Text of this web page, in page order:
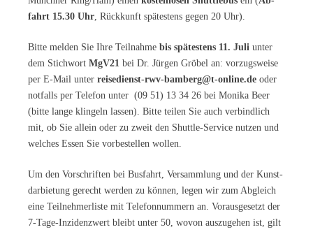
fahrt 15.30 Uhr , Rück­kunft spä­tes­tens ge­gen 20 Uhr).
Bit­te mel­den Sie Ihre Teil­nah­me bis spä­tes­tens 11. Juli un­ter
dem Stich­wort MgV21 bei Dr. Jür­gen Grö­bel an: vor­zugs­wei­se
per E-Mail un­ter reisedienst-rwv-bamberg@t-online.de oder
not­falls per Te­le­fon un­ter (09 51) 13 34 26 bei Mo­ni­ka Beer
(bit­te lan­ge klin­geln las­sen). Bit­te tei­len Sie auch ver­bind­lich
mit, ob Sie al­lein oder zu zweit den Shut­tle-Ser­vice nut­zen und
wel­ches Es­sen Sie vor­be­stel­len wollen.
Um den Vor­schrif­ten bei Bus­fahrt, Ver­samm­lung und der Kunst­
dar­bie­tung ge­recht wer­den zu kön­nen, le­gen wir zum Ab­gleich
eine Teil­neh­mer­lis­te mit Te­le­fon­num­mern an. Vor­aus­ge­setzt der
7-Tage-In­zi­denz­wert bleibt un­ter 50, wo­von aus­zu­ge­hen ist, gilt